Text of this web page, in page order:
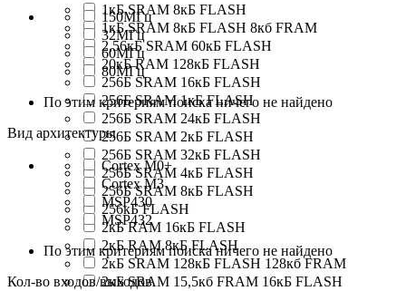
1кБ SRAM 8кБ FLASH
1кБ SRAM 8кБ FLASH 8кб FRAM
2,56кБ SRAM 60кБ FLASH
20кБ RAM 128кБ FLASH
256Б SRAM 16кБ FLASH
256Б SRAM 1кБ FLASH
256Б SRAM 24кБ FLASH
256Б SRAM 2кБ FLASH
256Б SRAM 32кБ FLASH
256Б SRAM 4кБ FLASH
256Б SRAM 8кБ FLASH
256кБ FLASH
2кБ RAM 16кБ FLASH
2кБ RAM 8кБ FLASH
2кБ SRAM 128кБ FLASH 128кб FRAM
2кБ SRAM 15,5кб FRAM 16кБ FLASH
150МГц
32МГц
60МГц
80МГц
По этим критериям поиска ничего не найдено
Вид архитектуры
Cortex M0+
Cortex M3
MSP430
MSP432
По этим критериям поиска ничего не найдено
Кол-во входов/выходов